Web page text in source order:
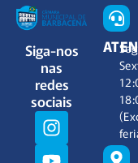
Siga-nos
nas
redes
sociais